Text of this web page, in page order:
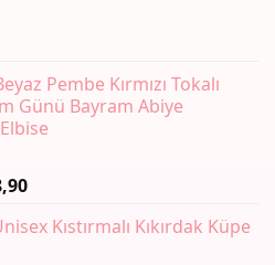
Pembe Kırmızı Tokalı
Günü Bayram Abiye
Fiyat
₺747,90
Kıstırmalı Kıkırdak Küpe